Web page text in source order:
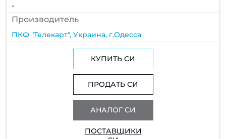
-
Производитель
ПКФ "Телекарт", Украина, г.Одесса
КУПИТЬ СИ
ПРОДАТЬ СИ
АНАЛОГ СИ
ПОСТАВЩИКИ